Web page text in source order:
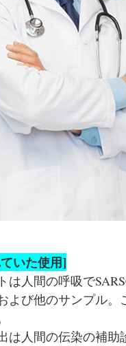
いた使用]
は人間の呼吸で
よび他のサンプル
は人間の伝染の補